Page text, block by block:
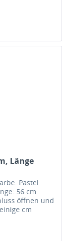
Länge
Pastel
56 cm
öffnen und
cm